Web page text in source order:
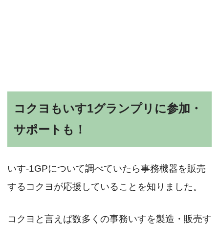
コクヨもいす1グランプリに参加・
サポートも！
いす-1GPについて調べていたら事務機器を販売
するコクヨが応援していることを知りました。
コクヨと言えば数多くの事務いすを製造・販売す